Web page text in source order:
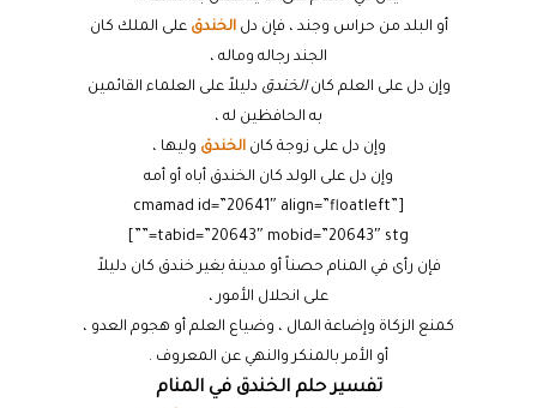
أو البلد من حراس وجند ، فإن دلالخندق على الملك كان
الجند رجاله وماله ،
وإن دل على العلم كانالخندق دليلاً على العلماء القائمين
به الحافظين له ،
وإن دل على زوجة كانالخندق وليها ،
وإن دل على الولد كان الخندق أباه أو أمه
[cmamad id=”20641″ align=”floatleft”
tabid=”20643″ mobid=”20643″ stg=””]
فإن رأى في المنام حصناً أو مدينة بغير خندق كان دليلاً
على انحلال الأمور ،
كمنع الزكاة وإضاعة المال ، وضياع العلم أو هجوم العدو ،
أو الأمر بالمنكر والنهي عن المعروف .
تفسير حلم الخندق في المنام